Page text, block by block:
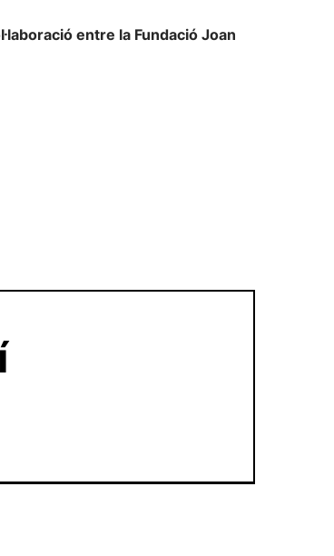
entre la Fundació Joan